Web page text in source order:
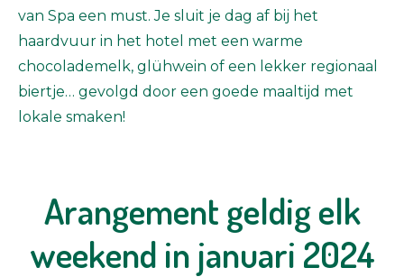
van Spa een must. Je sluit je dag af bij het
haardvuur in het hotel met een warme
chocolademelk, glühwein of een lekker regionaal
biertje… gevolgd door een goede maaltijd met
lokale smaken!
Arangement geldig elk
weekend in januari 2024